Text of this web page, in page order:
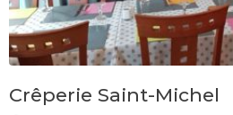
Crêperie Saint-Michel